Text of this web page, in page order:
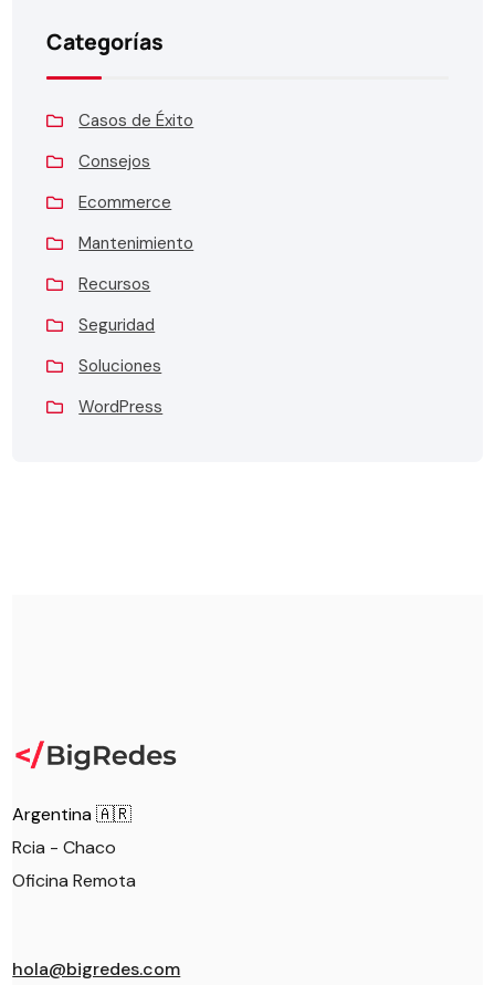
Categorías
Casos de Éxito
Consejos
Ecommerce
Mantenimiento
Recursos
Seguridad
Soluciones
WordPress
Argentina 🇦🇷
Rcia - Chaco
Oficina Remota
hola@bigredes.com